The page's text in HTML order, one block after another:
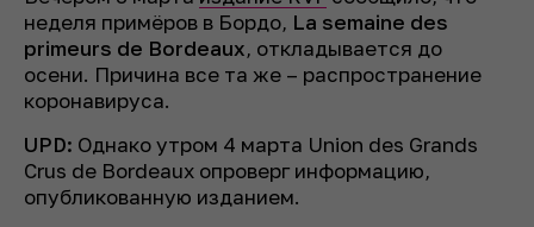
неделя примёров в Бордо, La semaine des
primeurs de Bordeaux, откладывается до
осени. Причина все та же – распространение
коронавируса.
UPD: Однако утром 4 марта Union des Grands
Crus de Bordeaux опроверг информацию,
опубликованную изданием.